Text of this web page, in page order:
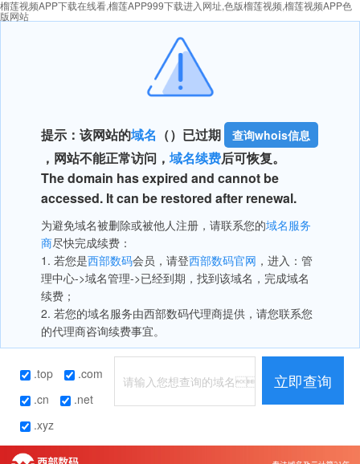
榴莲视频APP下载在线看,榴莲APP999下载进入网址,色版榴莲视频,榴莲视频APP色
版网站
提示：该网站的域名 （）已过期 查询whois信息
，网站不能正常访问， 域名续费后可恢复。
The domain has expired and cannot be
accessed. It can be restored after renewal.
为避免域名被删除或被他人注册，请联系您的域名服务
商尽快完成续费：
1. 若您是西部数码会员，请登西部数码官网 ，进入：管
理中心->域名管理->已经到期，找到该域名，完成域名
续费；
2. 若您的域名服务由西部数码代理商提供，请您联系您
的代理商咨询续费事宜。
.top
.com
.cn
.net
.xyz
立即查询